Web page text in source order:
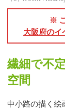
※
大阪府のイ
繊細で不
空間
中小路の描く絵